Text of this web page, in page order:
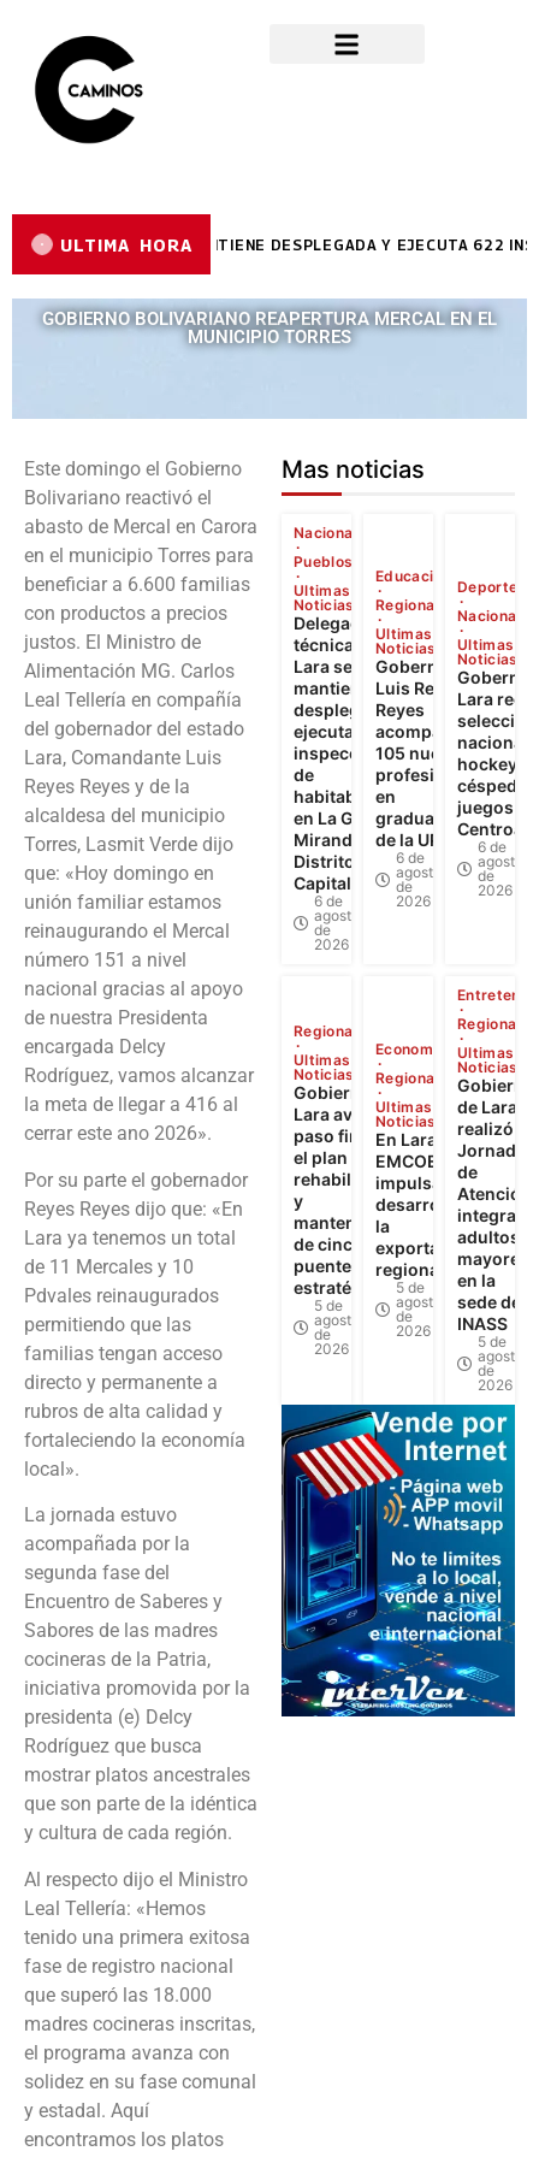
ULTIMA HORA
DE LARA SE MANTIENE DESPLEGADA Y EJECUTA 622
GOBIERNO BOLIVARIANO REAPERTURA MERCAL EN EL
MUNICIPIO TORRES
Este domingo el Gobierno
Bolivariano reactivó el
abasto de Mercal en Carora
en el municipio Torres para
beneficiar a 6.600 familias
con productos a precios
justos. El Ministro de
Alimentación MG. Carlos
Leal Tellería en compañía
del gobernador del estado
Lara, Comandante Luis
Reyes Reyes y de la
alcaldesa del municipio
Torres, Lasmit Verde dijo
que: «Hoy domingo en
unión familiar estamos
reinaugurando el Mercal
número 151 a nivel
nacional gracias al apoyo
de nuestra Presidenta
encargada Delcy
Rodríguez, vamos alcanzar
la meta de llegar a 416 al
cerrar este ano 2026».
Por su parte el gobernador
Reyes Reyes dijo que: «En
Lara ya tenemos un total
de 11 Mercales y 10
Pdvales reinaugurados
permitiendo que las
familias tengan acceso
directo y permanente a
rubros de alta calidad y
fortaleciendo la economía
local».
La jornada estuvo
acompañada por la
segunda fase del
Encuentro de Saberes y
Sabores de las madres
cocineras de la Patria,
iniciativa promovida por la
presidenta (e) Delcy
Rodríguez que busca
mostrar platos ancestrales
que son parte de la idéntica
y cultura de cada región.
Al respecto dijo el Ministro
Leal Tellería: «Hemos
tenido una primera exitosa
fase de registro nacional
que superó las 18.000
madres cocineras inscritas,
el programa avanza con
solidez en su fase comunal
y estadal. Aquí
encontramos los platos
Mas noticias
Nacional
Pueblos
Ultimas
Noticias
Delegación
técnica de
Lara se
mantiene
desplegada y
ejecuta 622
inspecciones
de
habitabilidad
en La Guaira,
Miranda y
Distrito
Capital
6 de
agosto
de
2026
Educación
Regional
Ultimas
Noticias
Gobernador
Luis Reyes
Reyes
acompañó a
105 nuevos
profesionales
en
graduación
de la UPTAEB
6 de
agosto
de
2026
Deporte
Nacional
Ultimas
Noticias
Lara
hockey
césped
juegos
6 de
agosto
de
2026
Regional
Ultimas
Noticias
Gobierno de
Lara avanza a
paso firme en
el plan de
rehabilitación
y
mantenimiento
de cinco
puentes
estratégicos
5 de
agosto
de
2026
Economía
Regional
Ultimas
Noticias
En Lara:
EMCOEX
impulsa el
desarrollo y
la
exportación
regional
5 de
agosto
de
2026
Regional
Ultimas
Noticias
Gobierno
de Lara
realizó
Jornada
de
Atención
integral a
adultos
mayores
en la
sede del
INASS
5 de
agosto
de
2026